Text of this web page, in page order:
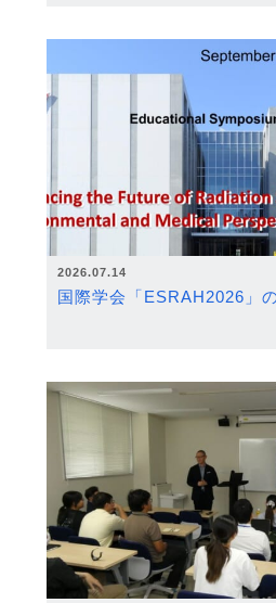
2026.07.14
国際学会「ESRAH2026」